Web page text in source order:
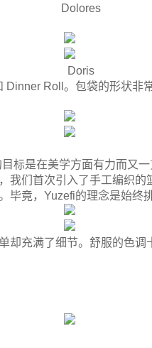
Dolores
Doris
Dinner Roll。包袋的形状非
标是在美学方面有力而又
我们首次引入了手工编织
毕竟，Yuzefi的理念是始终
却充满了细节。舒服的色调